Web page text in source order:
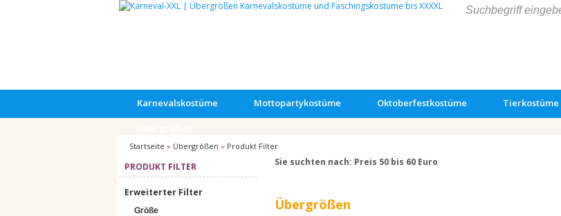
Karnevalskostüme Mottopartykostüme Oktoberfestkostüme Tierkostüme
Startseite » Übergrößen » Produkt Filter
PRODUKT FILTER
Erweiterter Filter
Größe
Sie suchten nach: Preis 50 bis 60 Euro
Übergrößen